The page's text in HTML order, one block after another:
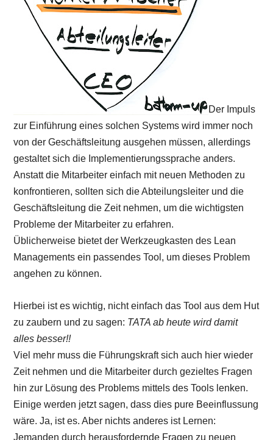
Der Impuls
zur Einführung eines solchen Systems wird immer noch
von der Geschäftsleitung ausgehen müssen, allerdings
gestaltet sich die Implementierungssprache anders.
Anstatt die Mitarbeiter einfach mit neuen Methoden zu
konfrontieren, sollten sich die Abteilungsleiter und die
Geschäftsleitung die Zeit nehmen, um die wichtigsten
Probleme der Mitarbeiter zu erfahren.
Üblicherweise bietet der Werkzeugkasten des Lean
Managements ein passendes Tool, um dieses Problem
angehen zu können.
Hierbei ist es wichtig, nicht einfach das Tool aus dem Hut
zu zaubern und zu sagen: TATA ab heute wird damit
alles besser!!
Viel mehr muss die Führungskraft sich auch hier wieder
Zeit nehmen und die Mitarbeiter durch gezieltes Fragen
hin zur Lösung des Problems mittels des Tools lenken.
Einige werden jetzt sagen, dass dies pure Beeinflussung
wäre. Ja, ist es. Aber nichts anderes ist Lernen:
Jemanden durch herausfordernde Fragen zu neuen